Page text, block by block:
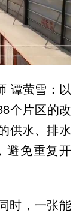
谭萤雪：以
个片区的改
供水、排水
避免重复开
时，一张能